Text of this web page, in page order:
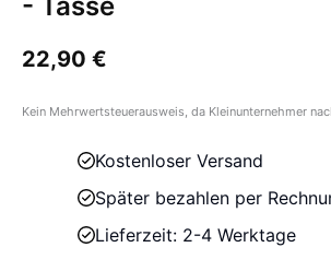
22,90 €
Kein Mehrwertsteuerausweis, da Kleinunternehmer
Kostenloser Versand
Später bezahlen per
Lieferzeit: 2-4 Werktage